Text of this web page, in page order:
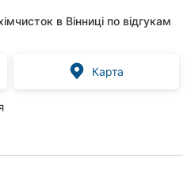
в Вінниці по відгукам
Карта